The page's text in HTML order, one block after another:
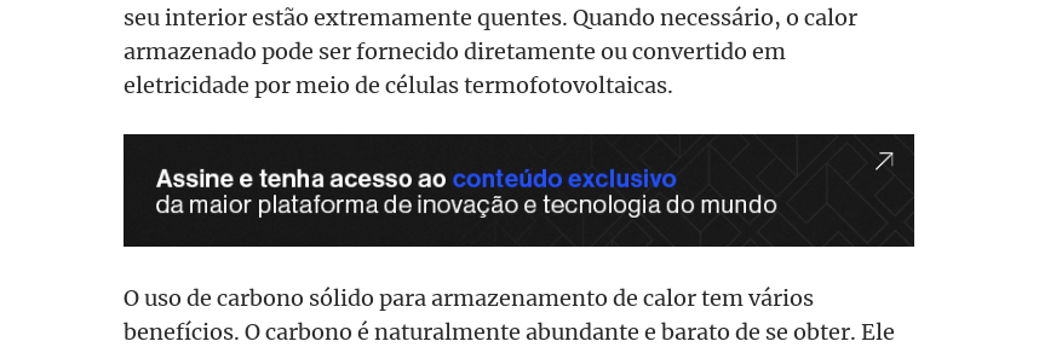
seu interior estão extremamente quentes. Quando necessário, o calor
armazenado pode ser fornecido diretamente ou convertido em
eletricidade por meio de células termofotovoltaicas.
O uso de carbono sólido para armazenamento de calor tem vários
benefícios. O carbono é naturalmente abundante e barato de se obter. Ele